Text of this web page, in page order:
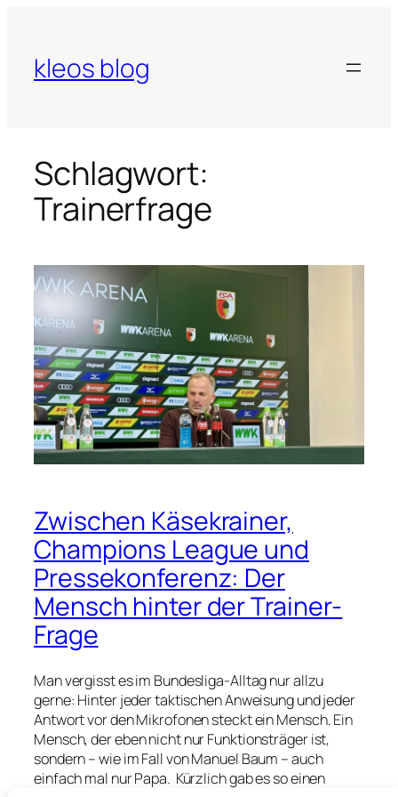
springen
kleos blog
Schlagwort:
Trainerfrage
Zwischen Käsekrainer,
Champions League und
Pressekonferenz: Der
Mensch hinter der Trainer-
Frage
Man vergisst es im Bundesliga-Alltag nur allzu
gerne: Hinter jeder taktischen Anweisung und jeder
Antwort vor den Mikrofonen steckt ein Mensch. Ein
Mensch, der eben nicht nur Funktionsträger ist,
sondern – wie im Fall von Manuel Baum – auch
einfach mal nur Papa. Kürzlich gab es so einen